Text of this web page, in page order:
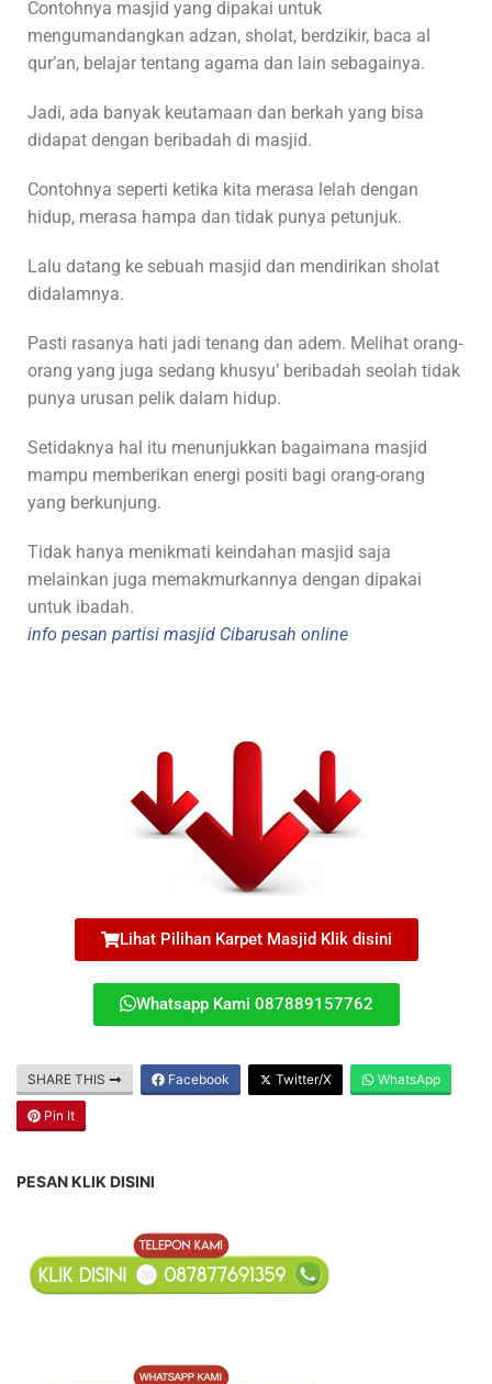
Contohnya masjid yang dipakai untuk
mengumandangkan adzan, sholat, berdzikir, baca al
qur’an, belajar tentang agama dan lain sebagainya.
Jadi, ada banyak keutamaan dan berkah yang bisa
didapat dengan beribadah di masjid.
Contohnya seperti ketika kita merasa lelah dengan
hidup, merasa hampa dan tidak punya petunjuk.
Lalu datang ke sebuah masjid dan mendirikan sholat
didalamnya.
Pasti rasanya hati jadi tenang dan adem. Melihat orang-
orang yang juga sedang khusyu’ beribadah seolah tidak
punya urusan pelik dalam hidup.
Setidaknya hal itu menunjukkan bagaimana masjid
mampu memberikan energi positi bagi orang-orang
yang berkunjung.
Tidak hanya menikmati keindahan masjid saja
melainkan juga memakmurkannya dengan dipakai
untuk ibadah.
info pesan partisi masjid Cibarusah online
Lihat Pilihan Karpet Masjid Klik disini
Whatsapp Kami 087889157762
SHARE THIS Facebook Twitter/X WhatsApp
Pin It
PESAN KLIK DISINI